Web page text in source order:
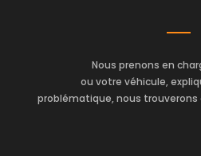
Nous prenons en
ou votre véhicule,
problématique, nous